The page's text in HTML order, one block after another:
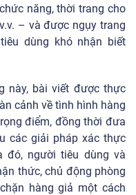
năng, thời trang cho
– và được ngụy trang
dùng khó nhận biết
này, bài viết được thực
cảnh về tình hình hàng
điểm, đồng thời đưa
các giải pháp xác thực
đó, người tiêu dùng và
thức, chủ động phòng
hàng giả một cách